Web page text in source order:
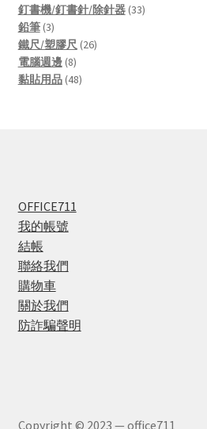
product
釘書機/釘書針/除針器 3333
鉛筆 33
products
鐵尺/塑膠尺 2626
電腦週邊 88
products
黏貼用品 4848
OFFICE711
我的帳號
結帳
聯絡我們
購物車
關於我們
防詐騙聲明
Copyright © 2023 — office711